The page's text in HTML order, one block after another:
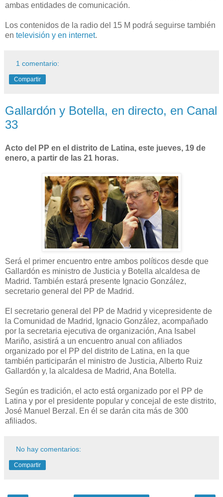
ambas entidades de comunicación.
Los contenidos de la radio del 15 M podrá seguirse también
en televisión y en internet.
1 comentario:
Compartir
Gallardón y Botella, en directo, en Canal
33
Acto del PP en el distrito de Latina, este jueves, 19 de
enero, a partir de las 21 horas.
Será el primer encuentro entre ambos políticos desde que
Gallardón es ministro de Justicia y Botella alcaldesa de
Madrid. También estará presente Ignacio González,
secretario general del PP de Madrid.
El secretario general del PP de Madrid y vicepresidente de
la Comunidad de Madrid, Ignacio González, acompañado
por la secretaria ejecutiva de organización, Ana Isabel
Mariño, asistirá a un encuentro anual con afiliados
organizado por el PP del distrito de Latina, en la que
también participarán el ministro de Justicia, Alberto Ruiz
Gallardón y, la alcaldesa de Madrid, Ana Botella.
Según es tradición, el acto está organizado por el PP de
Latina y por el presidente popular y concejal de este distrito,
José Manuel Berzal. En él se darán cita más de 300
afiliados.
No hay comentarios:
Compartir